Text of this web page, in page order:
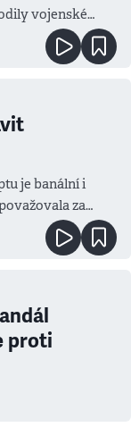
vojenské
je banální i
za
proti